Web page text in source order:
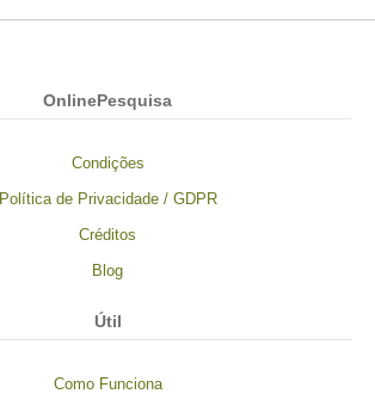
OnlinePesquisa
Condições
Política de Privacidade / GDPR
Créditos
Blog
Útil
Como Funciona